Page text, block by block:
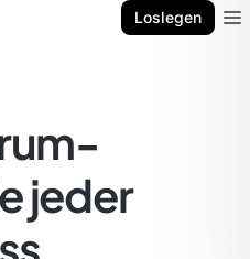
Loslegen
jeder